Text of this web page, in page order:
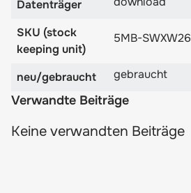
Datenträger
SKU (stock
keeping unit)
5MB-SWXW26
neu/gebraucht gebraucht
Verwandte Beiträge
Keine verwandten Beiträge